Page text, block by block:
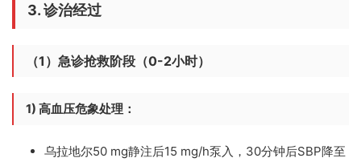
3. 诊治经过
（1）急诊抢救阶段（0-2小时）
1) 高血压危象处理：
乌拉地尔50 mg静注后15 mg/h泵入，30分钟后SBP降至